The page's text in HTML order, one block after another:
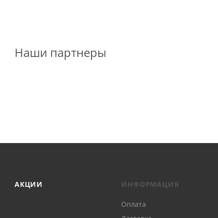
Наши партнеры
АКЦИИ ИНФОРМАЦИЯ
Оплата